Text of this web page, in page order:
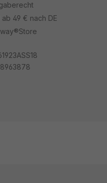
49 € nach DE